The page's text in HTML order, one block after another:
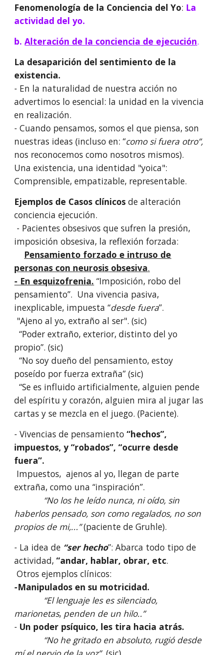
Fenomenología de la Conciencia del Yo: La
actividad del yo.
b.Alteración de la conciencia de ejecución.
La desaparición del sentimiento de la
existencia.
- En la naturalidad de nuestra acción no
advertimos lo esencial: la unidad en la vivencia
en realización.
- Cuando pensamos, somos el que piensa, son
nuestras ideas (incluso en: “como si fuera otro”,
nos reconocemos como nosotros mismos).
Una existencia, una identidad "yoica":
Comprensible, empatizable, representable.
Ejemplos de Casos clínicos de alteración
conciencia ejecución.
- Pacientes obsesivos que sufren la presión,
imposición obsesiva, la reflexión forzada:
Pensamiento forzado e intruso de
personas con neurosis obsesiva.
- En esquizofrenia. “Imposición, robo del
pensamiento”. Una vivencia pasiva,
inexplicable, impuesta “desde fuera”.
"Ajeno al yo, extraño al ser". (sic)
“Poder extraño, exterior, distinto del yo
propio”. (sic)
“No soy dueño del pensamiento, estoy
poseído por fuerza extraña” (sic)
“Se es influido artificialmente, alguien pende
del espíritu y corazón, alguien mira al jugar las
cartas y se mezcla en el juego. (Paciente).
- Vivencias de pensamiento“hechos”,
impuestos, y “robados”, “ocurre desde
fuera”.
Impuestos, ajenos al yo, llegan de parte
extraña, como una “inspiración”.
“No los he leído nunca, ni oído, sin
haberlos pensado, son como regalados, no son
propios de mi,...”(paciente de Gruhle).
- La idea de “ser hecho”: Abarca todo tipo de
actividad,“andar, hablar, obrar, etc.
Otros ejemplos clínicos:
-Manipulados en su motricidad.
“El lenguaje les es silenciado,
marionetas, penden de un hilo..”
- Un poder psíquico, les tira hacia atrás.
“No he gritado en absoluto, rugió desde